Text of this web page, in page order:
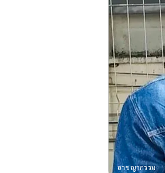
อาชญากรรม